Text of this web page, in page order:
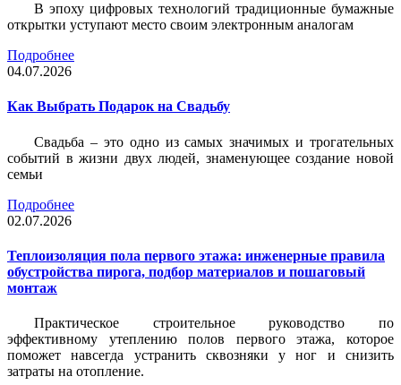
В эпоху цифровых технологий традиционные бумажные
открытки уступают место своим электронным аналогам
Подробнее
04.07.2026
Как Выбрать Подарок на Свадьбу
Свадьба – это одно из самых значимых и трогательных
событий в жизни двух людей, знаменующее создание новой
семьи
Подробнее
02.07.2026
Теплоизоляция пола первого этажа: инженерные правила
обустройства пирога, подбор материалов и пошаговый
монтаж
Практическое строительное руководство по
эффективному утеплению полов первого этажа, которое
поможет навсегда устранить сквозняки у ног и снизить
затраты на отопление.